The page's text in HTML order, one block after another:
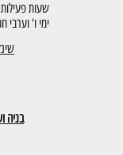
בניה
שעות פעילות:
ימי ו' וערבי חג
שינקין